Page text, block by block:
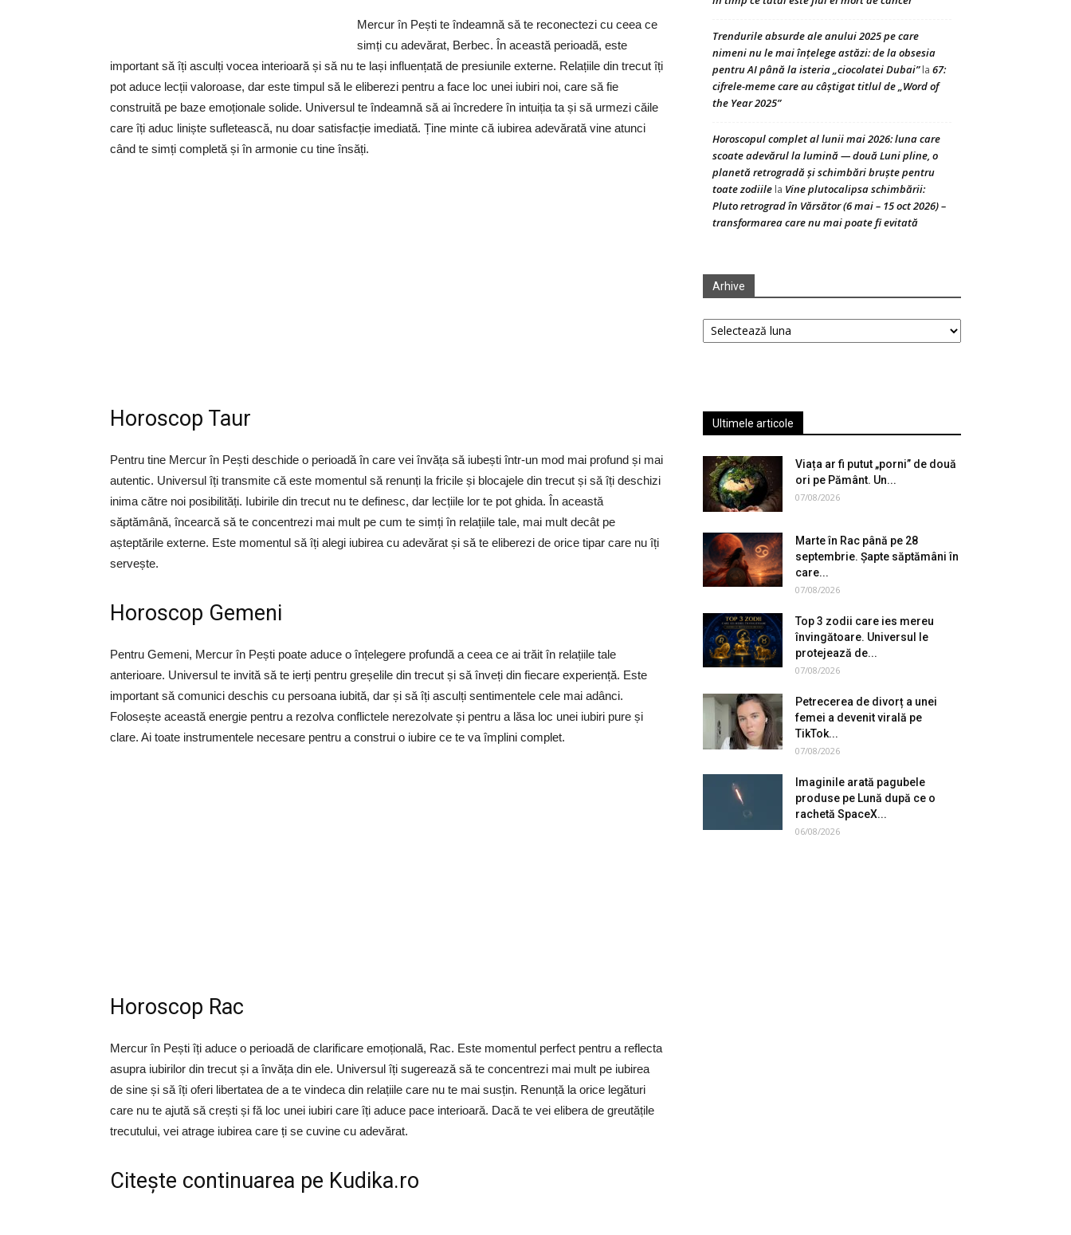
Mercur în Pești te îndeamnă să te reconectezi cu ceea ce
simți cu adevărat, Berbec. În această perioadă, este
important să îți asculți vocea interioară și să nu te lași influențată de presiunile externe. Relațiile din trecut îți
pot aduce lecții valoroase, dar este timpul să le eliberezi pentru a face loc unei iubiri noi, care să fie
construită pe baze emoționale solide. Universul te îndeamnă să ai încredere în intuiția ta și să urmezi căile
care îți aduc liniște sufletească, nu doar satisfacție imediată. Ține minte că iubirea adevărată vine atunci
când te simți completă și în armonie cu tine însăți.
Horoscop Taur
Pentru tine Mercur în Pești deschide o perioadă în care vei învăța să iubești într-un mod mai profund și mai
autentic. Universul îți transmite că este momentul să renunți la fricile și blocajele din trecut și să îți deschizi
inima către noi posibilități. Iubirile din trecut nu te definesc, dar lecțiile lor te pot ghida. În această
săptămână, încearcă să te concentrezi mai mult pe cum te simți în relațiile tale, mai mult decât pe
așteptările externe. Este momentul să îți alegi iubirea cu adevărat și să te eliberezi de orice tipar care nu îți
servește.
Horoscop Gemeni
Pentru Gemeni, Mercur în Pești poate aduce o înțelegere profundă a ceea ce ai trăit în relațiile tale
anterioare. Universul te invită să te ierți pentru greșelile din trecut și să înveți din fiecare experiență. Este
important să comunici deschis cu persoana iubită, dar și să îți asculți sentimentele cele mai adânci.
Folosește această energie pentru a rezolva conflictele nerezolvate și pentru a lăsa loc unei iubiri pure și
clare. Ai toate instrumentele necesare pentru a construi o iubire ce te va împlini complet.
Horoscop Rac
Mercur în Pești îți aduce o perioadă de clarificare emoțională, Rac. Este momentul perfect pentru a reflecta
asupra iubirilor din trecut și a învăța din ele. Universul îți sugerează să te concentrezi mai mult pe iubirea
de sine și să îți oferi libertatea de a te vindeca din relațiile care nu te mai susțin. Renunță la orice legături
care nu te ajută să crești și fă loc unei iubiri care îți aduce pace interioară. Dacă te vei elibera de greutățile
trecutului, vei atrage iubirea care ți se cuvine cu adevărat.
Citește continuarea pe Kudika.ro
Trendurile absurde ale anului 2025 pe care
nimeni nu le mai înțelege astăzi: de la obsesia
pentru AI până la isteria „ciocolatei Dubai”la 67:
cifrele-meme care au câștigat titlul de „Word of
the Year 2025”
Horoscopul complet al lunii mai 2026: luna care
scoate adevărul la lumină — două Luni pline, o
planetă retrogradă și schimbări bruște pentru
toate zodiile la Vine plutocalipsa schimbării:
Pluto retrograd în Vărsător (6 mai – 15 oct 2026) –
transformarea care nu mai poate fi evitată
Arhive
Arhive
Ultimele articole
Viața ar fi putut „porni” de două
ori pe Pământ. Un...
07/08/2026
Marte în Rac până pe 28
septembrie. Șapte săptămâni în
care...
07/08/2026
Top 3 zodii care ies mereu
învingătoare. Universul le
protejează de...
07/08/2026
Petrecerea de divorț a unei
femei a devenit virală pe
TikTok...
07/08/2026
Imaginile arată pagubele
produse pe Lună după ce o
rachetă SpaceX...
06/08/2026